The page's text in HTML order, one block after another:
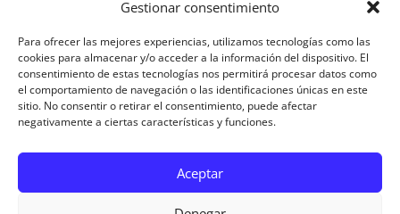
Gestionar consentimiento
Para ofrecer las mejores experiencias, utilizamos tecnologías como las
cookies para almacenar y/o acceder a la información del dispositivo. El
consentimiento de estas tecnologías nos permitirá procesar datos como
el comportamiento de navegación o las identificaciones únicas en este
sitio. No consentir o retirar el consentimiento, puede afectar
negativamente a ciertas características y funciones.
Aceptar
Nada debemos temer. Comentario para
matrimonios: Mateo 17, 1-9
Ana rosa caicedoenConfío en Ti. Comentario para matrimonios:
Mateo 15, 21-28